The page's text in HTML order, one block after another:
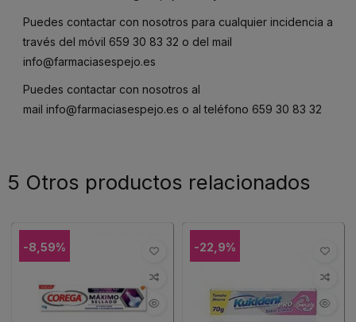
Puedes contactar con nosotros para cualquier incidencia a
través del móvil 659 30 83 32 o del mail
info@farmaciasespejo.es
Puedes contactar con nosotros al
mail info@farmaciasespejo.es o al teléfono 659 30 83 32
5 Otros productos relacionados
-8,59% -22,9%